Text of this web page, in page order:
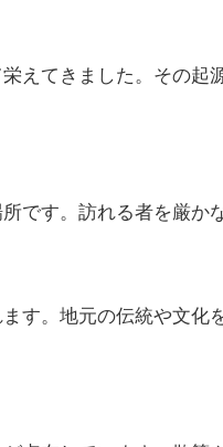
えてきました。その起
です。訪れる者を厳か
す。地元の伝統や文化